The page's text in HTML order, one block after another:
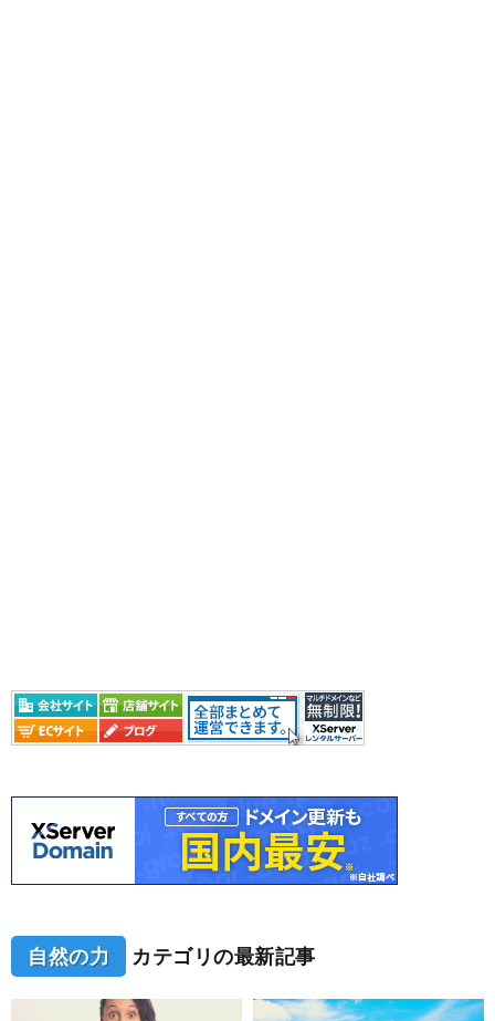
自然の力 カテゴリの最新記事